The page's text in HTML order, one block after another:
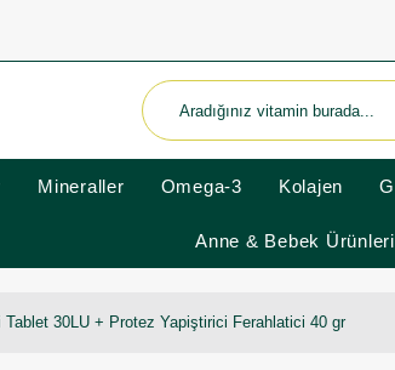
Mineraller Omega-3 Kolajen
Anne & Bebek Ürünleri
30LU + Protez Yapiştirici Ferahlatici 40 gr